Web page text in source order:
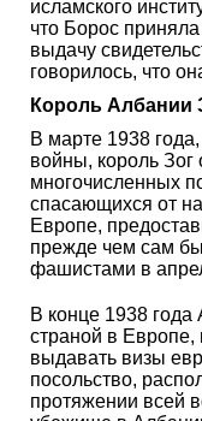
исламского
что Борос
выдачу
говорилось, что
Король Албании
В марте 1938
войны, король
многочисленных
спасающихся от
Европе,
прежде чем сам
фашистами в
В конце 1938
страной в
выдавать визы
посольство,
протяжении всей